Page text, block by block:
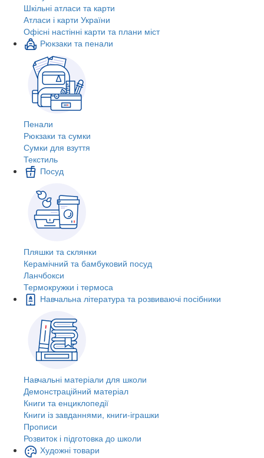
Шкільні атласи та карти
Атласи і карти України
Офісні настінні карти та плани міст
Рюкзаки та пенали
Пенали
Рюкзаки та сумки
Сумки для взуття
Текстиль
Посуд
Пляшки та склянки
Керамічний та бамбуковий посуд
Ланчбокси
Термокружки і термоса
Навчальна література та розвиваючі посібники
Навчальні матеріали для школи
Демонстраційний матеріал
Книги та енциклопедії
Книги із завданнями, книги-іграшки
Прописи
Розвиток і підготовка до школи
Художні товари